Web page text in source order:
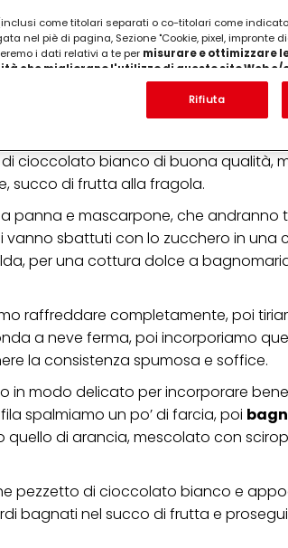
mascarpone, 100gr di panna da
cioccolato bianco di buona qualità,
succo di frutta alla fragola.
panna e mascarpone, che andranno
vanno sbattuti con lo zucchero in una
per una cottura dolce a
raffreddare completamente, poi
a neve ferma, poi incorporiamo
la consistenza spumosa e soffice.
in modo delicato per incorporare
spalmiamo un po’ di farcia, poi
di arancia, mescolato con
pezzetto di cioccolato bianco e
bagnati nel succo di frutta e
come titolari separati o co-titolari come
nel piè di pagina, Sezione "Cookie, pixel, impronte
i dati relativi a te per misurare e ottimizzare
che migliorano l'utilizzo di questo sito Web e/
di questo sito Web e le tue interazioni commerciali
e su tale base tracciare i tuoi acquisti dei nostri
entità commerciali e creare profili individuali su di te
(di terzi) tramite i dispositivi assegnati a te o alla tua
pubblicitarie.
dei tuoi dati nella nostra Informativa sulla
Pixel, Impronte digitali e tecnologie simili"). Puoi
i cookie sul nostro sito web nella sezione
sui cookie utilizzati su questo sito Web, in
dettagliate su ciascun cookie disponibili
informazioni sul trattamento dei tuoi dati / sull'uso
su "Accetta tutto", acconsenti all'uso dei
Se fai clic su "Rifiuta", verranno utilizzati solo i
Rifiuta